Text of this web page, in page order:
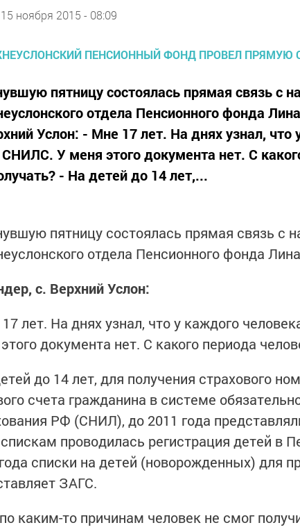
15 ноября 2015 - 08:09
пятницу состоялась прямая связь с
отдела Пенсионного фонда
Услон: - Мне 17 лет. На днях узнал,
У меня этого документа нет. С
- На детей до 14 лет,...
пятницу состоялась прямая связь с
отдела Пенсионного фонда
с. Верхний Услон:
лет. На днях узнал, что у каждого
документа нет. С какого периода
до 14 лет, для получения страхового
счета гражданина в системе
РФ (СНИЛ), до 2011 года
проводилась регистрация детей в
списки на детей (новорожденных) для
ЗАГС.
каким-то причинам человек не смог